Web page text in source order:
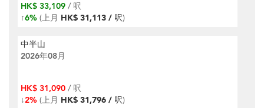
HK$ 33,109 / 呎
↑6% (上月 HK$ 31,113 / 呎)
中半山
2026年08月
HK$ 31,090 / 呎
↓2% (上月 HK$ 31,796 / 呎)